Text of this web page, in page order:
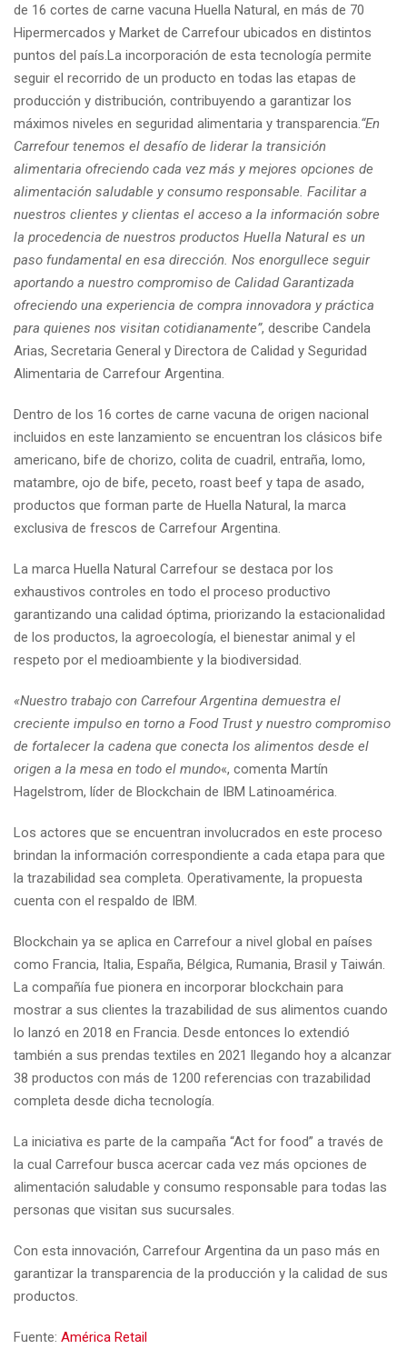
de 16 cortes de carne vacuna Huella Natural, en más de 70
Hipermercados y Market de Carrefour ubicados en distintos
puntos del país.La incorporación de esta tecnología permite
seguir el recorrido de un producto en todas las etapas de
producción y distribución, contribuyendo a garantizar los
máximos niveles en seguridad alimentaria y transparencia.“En
Carrefour tenemos el desafío de liderar la transición
alimentaria ofreciendo cada vez más y mejores opciones de
alimentación saludable y consumo responsable. Facilitar a
nuestros clientes y clientas el acceso a la información sobre
la procedencia de nuestros productos Huella Natural es un
paso fundamental en esa dirección. Nos enorgullece seguir
aportando a nuestro compromiso de Calidad Garantizada
ofreciendo una experiencia de compra innovadora y práctica
para quienes nos visitan cotidianamente”, describe Candela
Arias, Secretaria General y Directora de Calidad y Seguridad
Alimentaria de Carrefour Argentina.
Dentro de los 16 cortes de carne vacuna de origen nacional
incluidos en este lanzamiento se encuentran los clásicos bife
americano, bife de chorizo, colita de cuadril, entraña, lomo,
matambre, ojo de bife, peceto, roast beef y tapa de asado,
productos que forman parte de Huella Natural, la marca
exclusiva de frescos de Carrefour Argentina.
La marca Huella Natural Carrefour se destaca por los
exhaustivos controles en todo el proceso productivo
garantizando una calidad óptima, priorizando la estacionalidad
de los productos, la agroecología, el bienestar animal y el
respeto por el medioambiente y la biodiversidad.
«Nuestro trabajo con Carrefour Argentina demuestra el
creciente impulso en torno a Food Trust y nuestro compromiso
de fortalecer la cadena que conecta los alimentos desde el
origen a la mesa en todo el mundo«, comenta Martín
Hagelstrom, líder de Blockchain de IBM Latinoamérica.
Los actores que se encuentran involucrados en este proceso
brindan la información correspondiente a cada etapa para que
la trazabilidad sea completa. Operativamente, la propuesta
cuenta con el respaldo de IBM.
Blockchain ya se aplica en Carrefour a nivel global en países
como Francia, Italia, España, Bélgica, Rumania, Brasil y Taiwán.
La compañía fue pionera en incorporar blockchain para
mostrar a sus clientes la trazabilidad de sus alimentos cuando
lo lanzó en 2018 en Francia. Desde entonces lo extendió
también a sus prendas textiles en 2021 llegando hoy a alcanzar
38 productos con más de 1200 referencias con trazabilidad
completa desde dicha tecnología.
La iniciativa es parte de la campaña “Act for food” a través de
la cual Carrefour busca acercar cada vez más opciones de
alimentación saludable y consumo responsable para todas las
personas que visitan sus sucursales.
Con esta innovación, Carrefour Argentina da un paso más en
garantizar la transparencia de la producción y la calidad de sus
productos.
Fuente: América Retail